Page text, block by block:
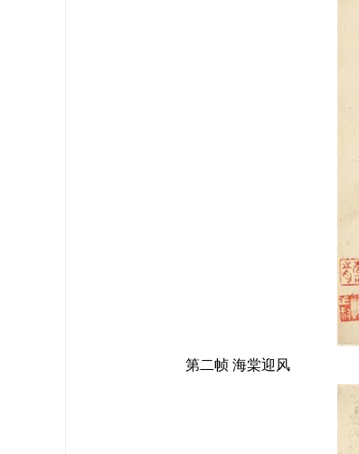
第二帧 海棠迎风